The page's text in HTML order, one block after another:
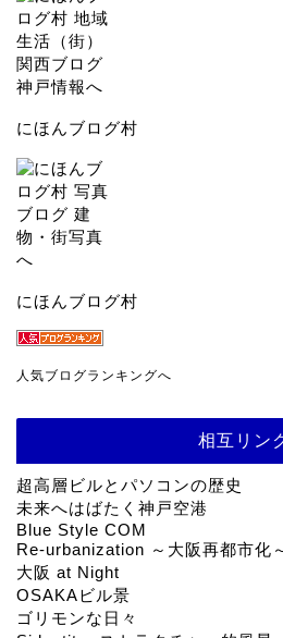
にほんブログ村
にほんブログ村
人気ブログランキングへ
相互リン
超高層ビルとパソコンの歴史
未来へはばたく神戸空港
Blue Style COM
Re-urbanization ～大阪再都市化
大阪 at Night
OSAKAビル景
ゴリモンな日々